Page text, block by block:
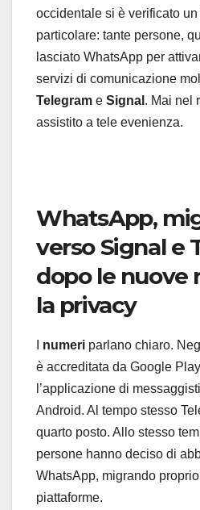
occidentale si è verificato
particolare: tante persone,
lasciato WhatsApp per
servizi di comunicazione
Telegram e Signal . Mai nel
assistito a tele evenienza.
WhatsApp,
verso Signal e
dopo le nuove
la privacy
numeri parlano chiaro.
è accreditata da Google
l’applicazione di
Android. Al tempo stesso
quarto posto. Allo stesso
persone hanno deciso di
WhatsApp, migrando
piattaforme.